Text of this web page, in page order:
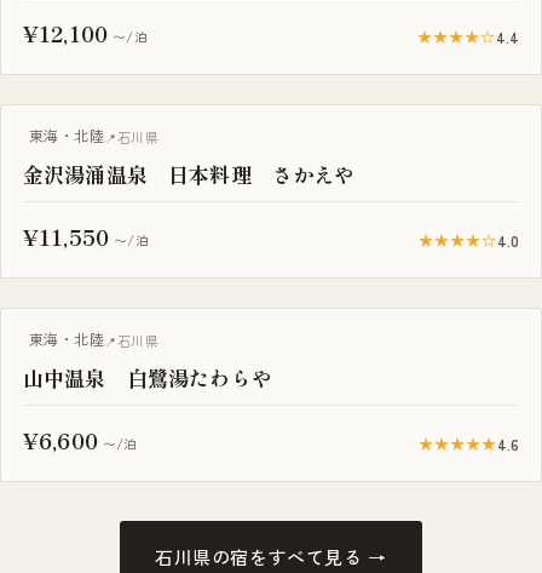
¥12,100 〜/泊 ★★★★☆4.4
東海・北陸 石川県
金沢湯涌温泉 日本料理 さかえや
¥11,550 〜/泊 ★★★★☆4.0
露天風呂付き客室
東海・北陸 石川県
山中温泉 白鷺湯たわらや
¥6,600 〜/泊 ★★★★★4.6
石川県の宿をすべて見る →